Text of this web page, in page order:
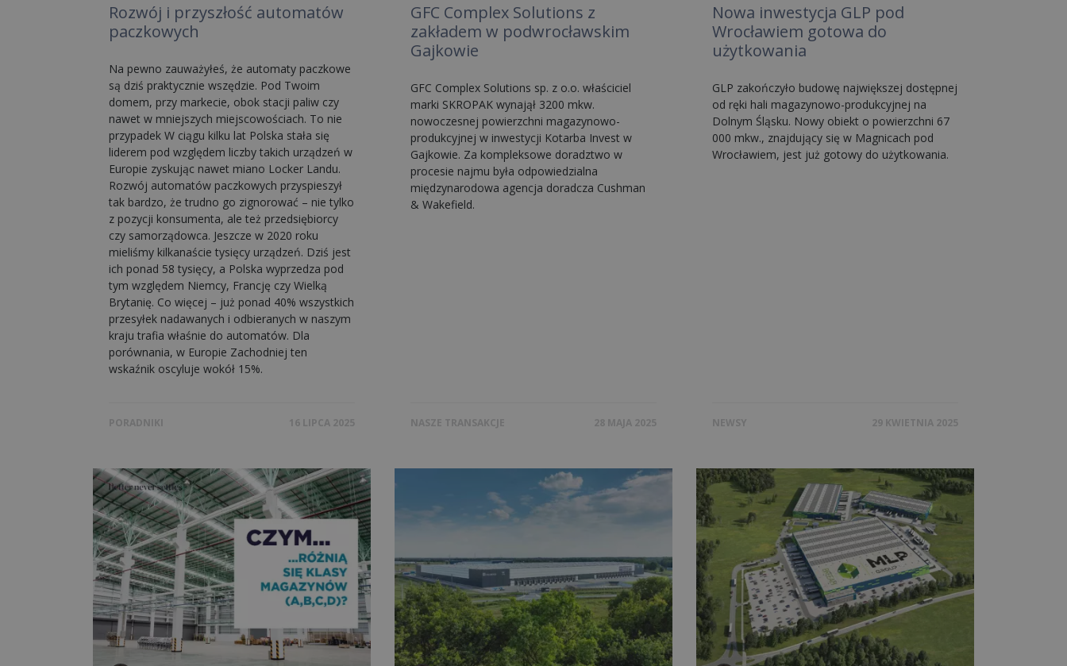
Rozwój i przyszłość automatów
paczkowych
Na pewno zauważyłeś, że automaty paczkowe
są dziś praktycznie wszędzie. Pod Twoim
domem, przy markecie, obok stacji paliw czy
nawet w mniejszych miejscowościach. To nie
przypadek W ciągu kilku lat Polska stała się
liderem pod względem liczby takich urządzeń w
Europie zyskując nawet miano Locker Landu.
Rozwój automatów paczkowych przyspieszył
tak bardzo, że trudno go zignorować – nie tylko
z pozycji konsumenta, ale też przedsiębiorcy
czy samorządowca. Jeszcze w 2020 roku
mieliśmy kilkanaście tysięcy urządzeń. Dziś jest
ich ponad 58 tysięcy, a Polska wyprzedza pod
tym względem Niemcy, Francję czy Wielką
Brytanię. Co więcej – już ponad 40% wszystkich
przesyłek nadawanych i odbieranych w naszym
kraju trafia właśnie do automatów. Dla
porównania, w Europie Zachodniej ten
wskaźnik oscyluje wokół 15%.
PORADNIKI 16 LIPCA 2025
GFC Complex Solutions z
zakładem w podwrocławskim
Gajkowie
GFC Complex Solutions sp. z o.o. właściciel
marki SKROPAK wynajął 3200 mkw.
nowoczesnej powierzchni magazynowo-
produkcyjnej w inwestycji Kotarba Invest w
Gajkowie. Za kompleksowe doradztwo w
procesie najmu była odpowiedzialna
międzynarodowa agencja doradcza Cushman
& Wakefield.
NASZE TRANSAKCJE 28 MAJA 2025
Nowa inwestycja GLP pod
Wrocławiem gotowa do
użytkowania
GLP zakończyło budowę największej dostępnej
od ręki hali magazynowo-produkcyjnej na
Dolnym Śląsku. Nowy obiekt o powierzchni 67
000 mkw., znajdujący się w Magnicach pod
Wrocławiem, jest już gotowy do użytkowania.
NEWSY 29 KWIETNIA 2025